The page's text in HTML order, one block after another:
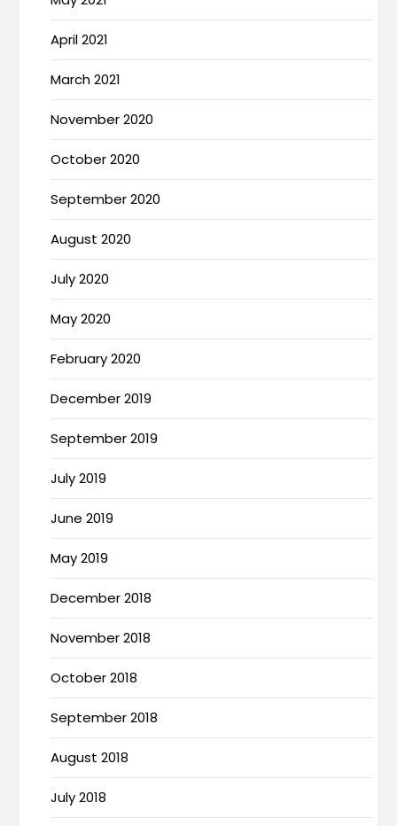
April 2021
March 2021
November 2020
October 2020
September 2020
August 2020
July 2020
May 2020
February 2020
December 2019
September 2019
July 2019
June 2019
May 2019
December 2018
November 2018
October 2018
September 2018
August 2018
July 2018